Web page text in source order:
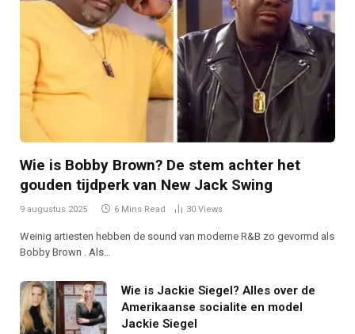
Wie is Bobby Brown? De stem achter het
gouden tijdperk van New Jack Swing
9 augustus 2025 6 Mins Read 30 Views
Weinig artiesten hebben de sound van moderne R&B zo gevormd als
Bobby Brown . Als…
Wie is Jackie Siegel? Alles over de
Amerikaanse socialite en model
Jackie Siegel